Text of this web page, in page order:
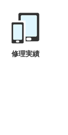
修理実績